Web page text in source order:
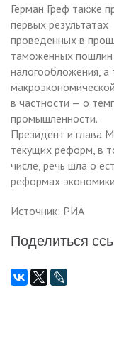
Герман Греф также
первых результатах
проведенных в
таможенных пошлин
налогообложения,
в частности — о
промышленности.
Президент и глава
текущих реформ, в
числе, речь шла о
реформах
Источник: РИА
Поделиться